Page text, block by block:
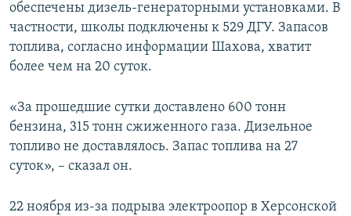
обеспечены дизель-генераторными установками. В
частности, школы подключены к 529 ДГУ. Запасов
топлива, согласно информации Шахова, хватит
более чем на 20 суток.
«За прошедшие сутки доставлено 600 тонн
бензина, 315 тонн сжиженного газа. Дизельное
топливо не доставлялось. Запас топлива на 27
суток», – сказал он.
22 ноября из-за подрыва электроопор в Херсонской